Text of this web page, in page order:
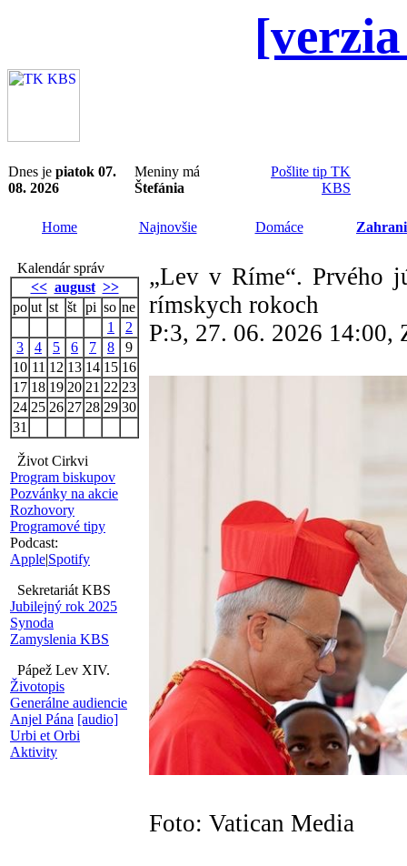
Dnes je piatok 07.
08. 2026
Meniny má
Štefánia
Pošlite tip TK
KBS
Home Najnovšie Domáce
Kalendár správ
<< august >>
po ut st št pi so ne
1
2
3
4 5 6 7 8
9
10 11 12 13 14 15 16
17 18 19 20 21 22 23
24 25 26 27 28 29 30
31
Život Cirkvi
Program biskupov
Pozvánky na akcie
Rozhovory
Programové tipy
Podcast:
Apple|Spotify
Sekretariát KBS
Jubilejný rok 2025
Synoda
Zamyslenia KBS
Pápež Lev XIV.
Životopis
Generálne audiencie
Anjel Pána [audio]
Urbi et Orbi
Aktivity
„Lev v Ríme“. Prvého
rímskych rokoch
P:3, 27. 06. 2026 14:00,
Foto: Vatican Media